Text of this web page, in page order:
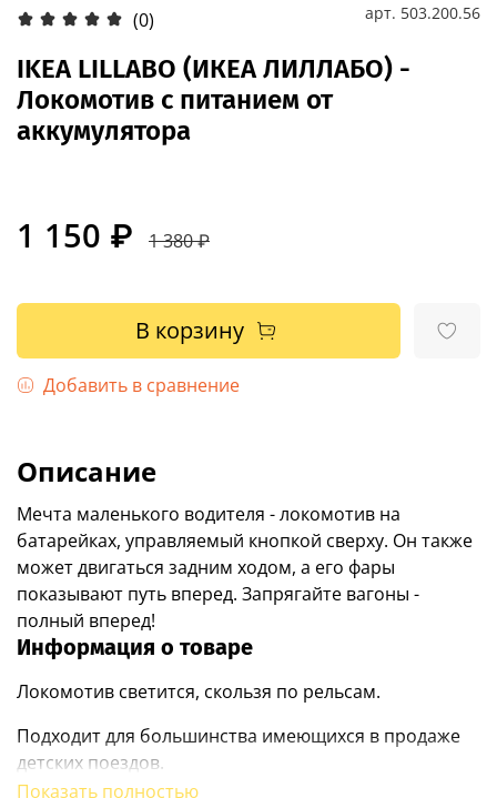
(0) арт. 503.200.56
IKEA LILLABO (ИКЕА ЛИЛЛАБО) -
Локомотив с питанием от
аккумулятора
1 150 ₽ 1 380 ₽
В корзину
Добавить в сравнение
Описание
Мечта маленького водителя - локомотив на
батарейках, управляемый кнопкой сверху. Он также
может двигаться задним ходом, а его фары
показывают путь вперед. Запрягайте вагоны -
полный вперед!
Информация о товаре
Локомотив светится, скользя по рельсам.
Подходит для большинства имеющихся в продаже
детских поездов.
Показать полностью